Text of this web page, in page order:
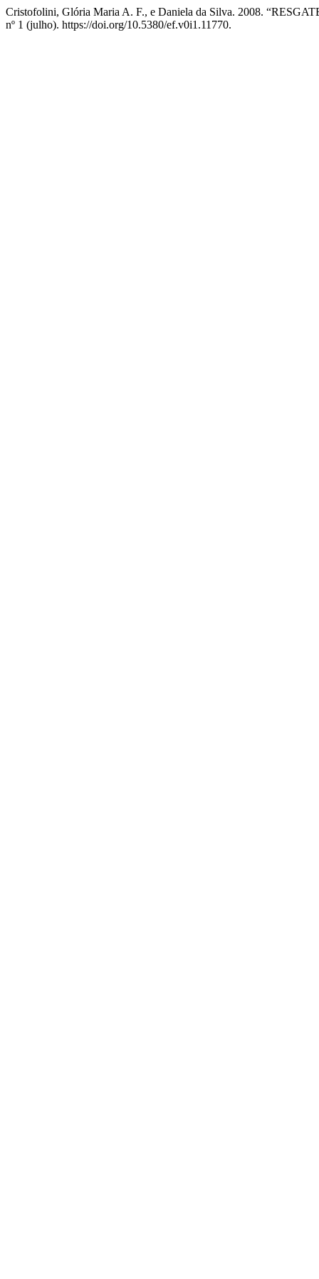
Cristofolini, Glória Maria A. F., e Daniela da Silva. 2008.
nº 1 (julho). https://doi.org/10.5380/ef.v0i1.11770.